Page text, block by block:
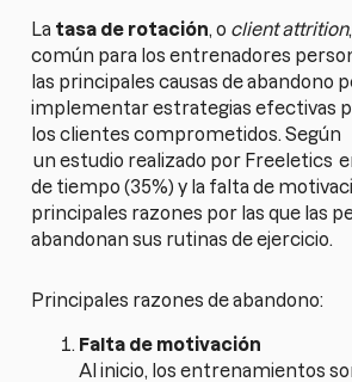
La tasa de rotación, o client attrition
común para los entrenadores
las principales causas de abandono
implementar estrategias efectivas
los clientes comprometidos. Según
un estudio realizado por Freeletics
de tiempo (35%) y la falta de
principales razones por las que las
abandonan sus rutinas de ejercicio.
Principales razones de abandono:
Falta de motivación
Al inicio, los entrenamientos